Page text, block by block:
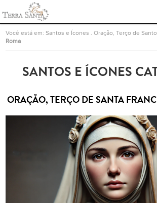
Ir para a página inicial
Você está em:Santos e Ícones .Oração, Terço de Santo
Roma
SANTOS E ÍCONES
ORAÇÃO, TERÇO DE SANTA